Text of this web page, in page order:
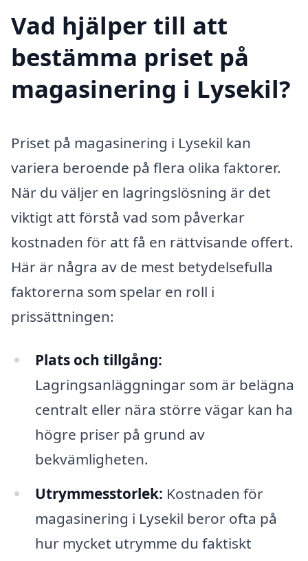
Vad hjälper till att
bestämma priset på
magasinering i Lysekil?
Priset på magasinering i Lysekil kan
variera beroende på flera olika faktorer.
När du väljer en lagringslösning är det
viktigt att förstå vad som påverkar
kostnaden för att få en rättvisande offert.
Här är några av de mest betydelsefulla
faktorerna som spelar en roll i
prissättningen:
Plats och tillgång:
Lagringsanläggningar som är belägna
centralt eller nära större vägar kan ha
högre priser på grund av
bekvämligheten.
Utrymmesstorlek: Kostnaden för
magasinering i Lysekil beror ofta på
hur mycket utrymme du faktiskt